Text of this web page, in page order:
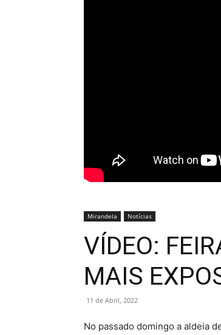
Mirandela Notícias
VÍDEO:
MAIS
11 de Abril, 2022
No passado domingo a aldeia